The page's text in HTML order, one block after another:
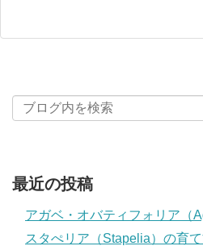
最近の投稿
アガベ・オバティフォリア（
スタぺリア（Stapelia）の育